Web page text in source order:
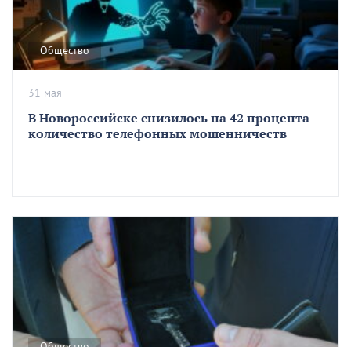
Общество
В Новороссийске снизилось на 42 процента
количество телефонных мошенничеств
31 мая